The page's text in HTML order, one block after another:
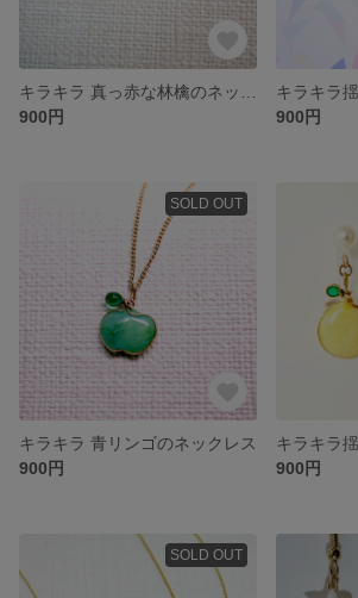
900円
900円
SOLD OUT
キラキラ 青リンゴのネックレス
900円
900円
SOLD OUT